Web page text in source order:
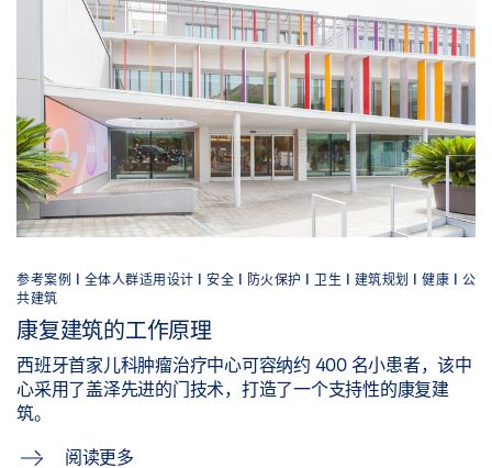
参考案例 | 全体人群适用设计 | 安全 | 防火保护 | 卫生 | 建筑规划 | 健康 | 公
共建筑
康复建筑的工作原理
西班牙首家儿科肿瘤治疗中心可容纳约 400 名小患者，该中
心采用了盖泽先进的门技术，打造了一个支持性的康复建
筑。
阅读更多